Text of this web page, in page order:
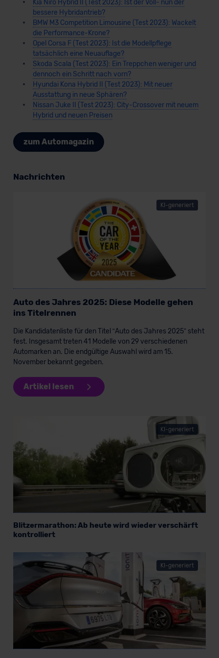
außerhalb der EU zu übermitteln oder dort verarbeiten zu
lassen. Soweit eine Übermittlung in ein Land außerhalb
der EU erfolgt, erfolgt dies ausschließlich auf der
Grundlage eines Angemessenheitsbeschlusses der EU-
Kommission (Art. 45 Abs. 1 DSGVO), von
Standarddatenschutzklauseln (Art. 46 Abs. 2 lit. c
DSGVO) oder wenn Sie hierzu Ihre Einwilligung freiwillig
erteilen. Nähere Informationen zu den bestehenden
Datenschutzklauseln können Sie über den Kontakt zu
unserem Datenschutzbeauftragten unter
Datenschutzerklärung Impressum
Kia Niro Hybrid II (Test 2023): Ist der Voll- nun der
bessere Hybridantrieb?
BMW M3 Competition Limousine (Test 2023): Wackelt
die Performance-Krone?
Opel Corsa F (Test 2023): Ist die Modellpflege
tatsächlich eine Neuauflage?
Skoda Scala (Test 2023): Ein Treppchen weniger und
dennoch ein Schritt nach vorn?
Hyundai Kona Hybrid II (Test 2023): Mit neuer
Ausstattung in neue Sphären?
Nissan Juke II (Test 2023): City-Crossover mit neuem
Hybrid und neuen Preisen
zum Automagazin
Nachrichten
KI-generiert
Auto des Jahres 2025: Diese Modelle gehen
ins Titelrennen
Die Kandidatenliste für den Titel “Auto des Jahres 2025” steht
fest. Insgesamt treten 41 Modelle von 29 verschiedenen
Automarken an. Die endgültige Auswahl wird am 15.
November bekannt gegeben.
Artikel lesen
KI-generiert
Blitzermarathon: Ab heute wird wieder verschärft
kontrolliert
KI-generiert